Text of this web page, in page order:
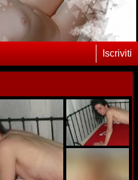
Iscriviti